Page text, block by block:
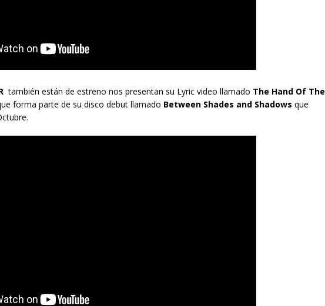
también están de estreno nos presentan su Lyric video llamado The Hand Of The
forma parte de su disco debut llamado Between Shades and Shadows que